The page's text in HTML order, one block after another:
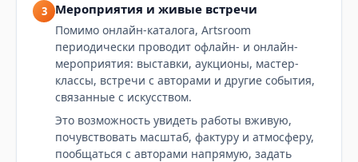
3 Мероприятия и живые встречи
Помимо онлайн-каталога, Artsroom
периодически проводит офлайн- и онлайн-
мероприятия: выставки, аукционы, мастер-
классы, встречи с авторами и другие события,
связанные с искусством.
Это возможность увидеть работы вживую,
почувствовать масштаб, фактуру и атмосферу,
пообщаться с авторами напрямую, задать